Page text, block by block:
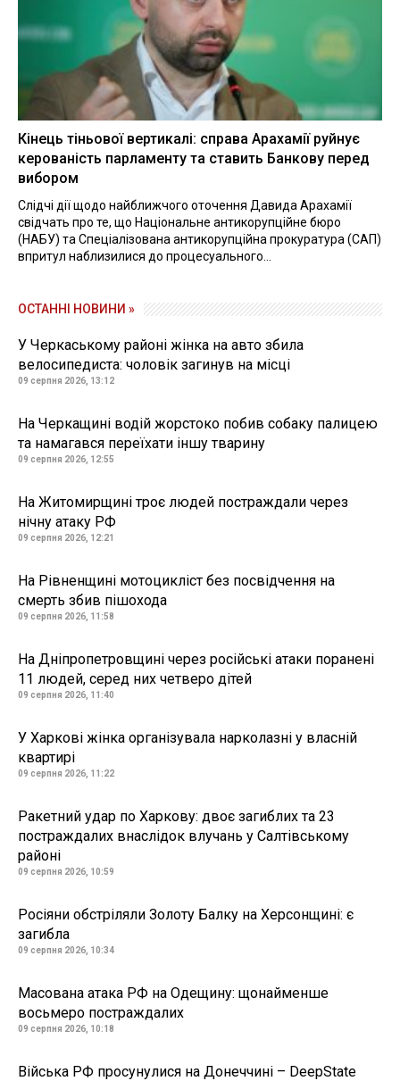
Кінець тіньової вертикалі: справа Арахамії руйнує
керованість парламенту та ставить Банкову перед
вибором
Слідчі дії щодо найближчого оточення Давида Арахамії
свідчать про те, що Національне антикорупційне бюро
(НАБУ) та Спеціалізована антикорупційна прокуратура (САП)
впритул наблизилися до процесуального...
ОСТАННІ НОВИНИ »
У Черкаському районі жінка на авто збила
велосипедиста: чоловік загинув на місці
09 серпня 2026, 13:12
На Черкащині водій жорстоко побив собаку палицею
та намагався переїхати іншу тварину
09 серпня 2026, 12:55
На Житомирщині троє людей постраждали через
нічну атаку РФ
09 серпня 2026, 12:21
На Рівненщині мотоцикліст без посвідчення на
смерть збив пішохода
09 серпня 2026, 11:58
На Дніпропетровщині через російські атаки поранені
11 людей, серед них четверо дітей
09 серпня 2026, 11:40
У Харкові жінка організувала нарколазні у власній
квартирі
09 серпня 2026, 11:22
Ракетний удар по Харкову: двоє загиблих та 23
постраждалих внаслідок влучань у Салтівському
районі
09 серпня 2026, 10:59
Росіяни обстріляли Золоту Балку на Херсонщині: є
загибла
09 серпня 2026, 10:34
Масована атака РФ на Одещину: щонайменше
восьмеро постраждалих
09 серпня 2026, 10:18
Війська РФ просунулися на Донеччині – DeepState